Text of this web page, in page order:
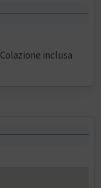
Colazione inclusa